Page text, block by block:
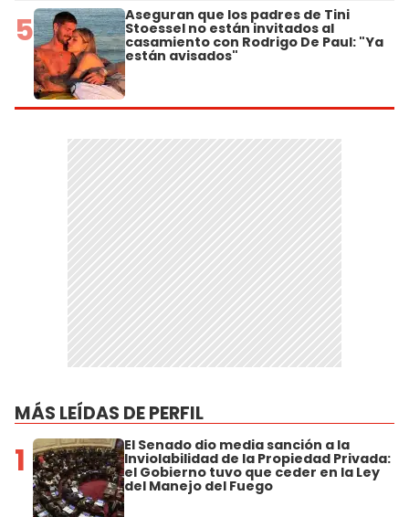
5 Aseguran que los padres de Tini
Stoessel no están invitados al
casamiento con Rodrigo De Paul: "Ya
están avisados"
MÁS LEÍDAS DE PERFIL
1 El Senado dio media sanción a la
Inviolabilidad de la Propiedad Privada:
el Gobierno tuvo que ceder en la Ley
del Manejo del Fuego